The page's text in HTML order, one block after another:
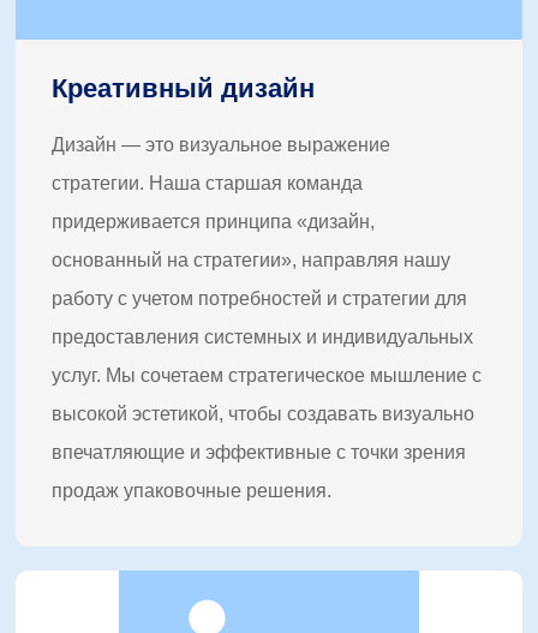
Креативный дизайн
Дизайн — это визуальное выражение
стратегии. Наша старшая команда
придерживается принципа «дизайн,
основанный на стратегии», направляя нашу
работу с учетом потребностей и стратегии для
предоставления системных и индивидуальных
услуг. Мы сочетаем стратегическое мышление с
высокой эстетикой, чтобы создавать визуально
впечатляющие и эффективные с точки зрения
продаж упаковочные решения.